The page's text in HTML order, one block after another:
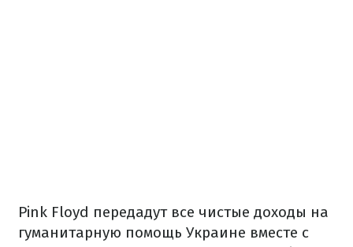
Pink Floyd передадут все чистые доходы на
гуманитарную помощь Украине вместе с